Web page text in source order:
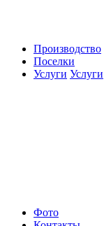
Производство
Поселки
Услуги Услуги
Фото